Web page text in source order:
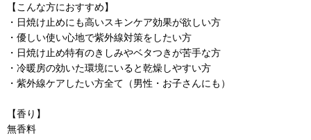
【こんな方におすすめ】
・日焼け止めにも高いスキンケア効果が欲しい方
・優しい使い心地で紫外線対策をしたい方
・日焼け止め特有のきしみやベタつきが苦手な方
・冷暖房の効いた環境にいると乾燥しやすい方
・紫外線ケアしたい方全て（男性・お子さんにも）
【香り】
無香料